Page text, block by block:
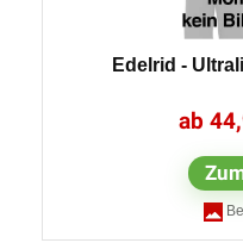
Edelrid -